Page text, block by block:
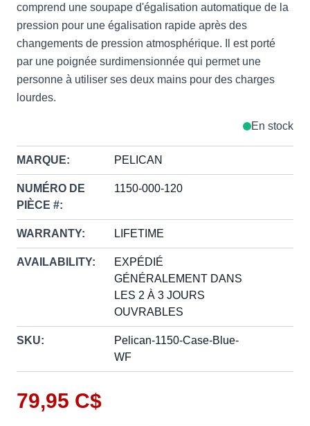
comprend une soupape d'égalisation automatique de la
pression pour une égalisation rapide après des
changements de pression atmosphérique. Il est porté
par une poignée surdimensionnée qui permet une
personne à utiliser ses deux mains pour des charges
lourdes.
En stock
MARQUE: PELICAN
NUMÉRO DE
PIÈCE #:
1150-000-120
WARRANTY: LIFETIME
AVAILABILITY:
EXPÉDIÉ
GÉNÉRALEMENT DANS
LES 2 À 3 JOURS
OUVRABLES
SKU:
Pelican-1150-Case-Blue-
WF
79,95 C$